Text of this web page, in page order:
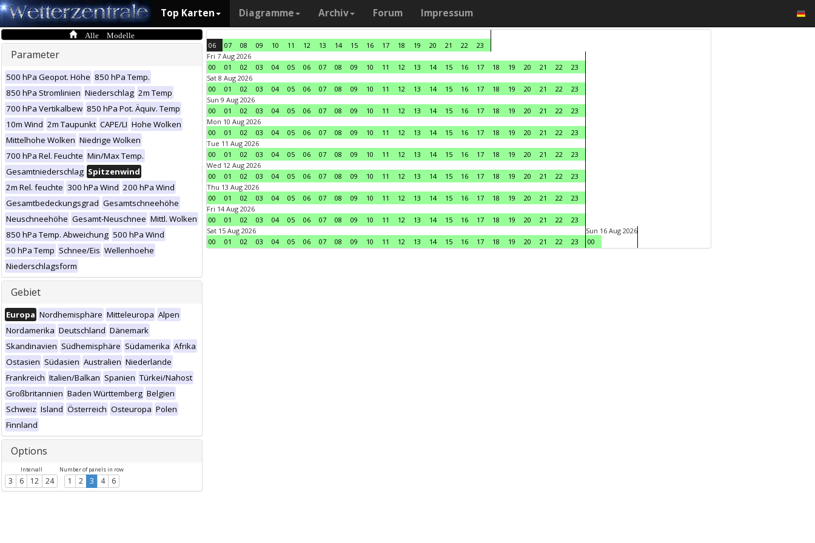
Top Karten Diagramme Archiv Forum Impressum
Alle Modelle
Parameter
500 hPa Geopot. Höhe 850 hPa Temp.
850 hPa Stromlinien Niederschlag 2m Temp
700 hPa Vertikalbew 850 hPa Pot. Äquiv. Temp
10m Wind 2m Taupunkt CAPE/LI Hohe Wolken
Mittelhohe Wolken Niedrige Wolken
700 hPa Rel. Feuchte Min/Max Temp.
Gesamtniederschlag Spitzenwind
2m Rel. feuchte 300 hPa Wind 200 hPa Wind
Gesamtbedeckungsgrad Gesamtschneehöhe
Neuschneehöhe Gesamt-Neuschnee Mittl. Wolken
850 hPa Temp. Abweichung 500 hPa Wind
50 hPa Temp Schnee/Eis Wellenhoehe
Niederschlagsform
Gebiet
Europa Nordhemisphäre Mitteleuropa Alpen
Nordamerika Deutschland Dänemark
Skandinavien Südhemisphäre Südamerika Afrika
Ostasien Südasien Australien Niederlande
Frankreich Italien/Balkan Spanien Türkei/Nahost
Großbritannien Baden Württemberg Belgien
Schweiz Island Österreich Osteuropa Polen
Finnland
Options
Intervall
3 6 12 24
Number of panels in row
1 2 3 4 6
06 07 08 09 10 11 12 13 14 15 16 17 18 19 20 21 22
23
Fri 7 Aug 2026
00
01 02 03 04 05 06 07 08 09 10 11 12 13 14 15 16 17 18 19 20 21 22
23
Sat 8 Aug 2026
00
01 02 03 04 05 06 07 08 09 10 11 12 13 14 15 16 17 18 19 20 21 22
23
Sun 9 Aug 2026
00
01 02 03 04 05 06 07 08 09 10 11 12 13 14 15 16 17 18 19 20 21 22
23
Mon 10 Aug 2026
00
01 02 03 04 05 06 07 08 09 10 11 12 13 14 15 16 17 18 19 20 21 22
23
Tue 11 Aug 2026
00
01 02 03 04 05 06 07 08 09 10 11 12 13 14 15 16 17 18 19 20 21 22
23
Wed 12 Aug 2026
00
01 02 03 04 05 06 07 08 09 10 11 12 13 14 15 16 17 18 19 20 21 22
23
Thu 13 Aug 2026
00
01 02 03 04 05 06 07 08 09 10 11 12 13 14 15 16 17 18 19 20 21 22
23
Fri 14 Aug 2026
00
01 02 03 04 05 06 07 08 09 10 11 12 13 14 15 16 17 18 19 20 21 22
23
Sat 15 Aug 2026
00
01 02 03 04 05 06 07 08 09 10 11 12 13 14 15 16 17 18 19 20 21 22 23
Sun 16 Aug 2026
00